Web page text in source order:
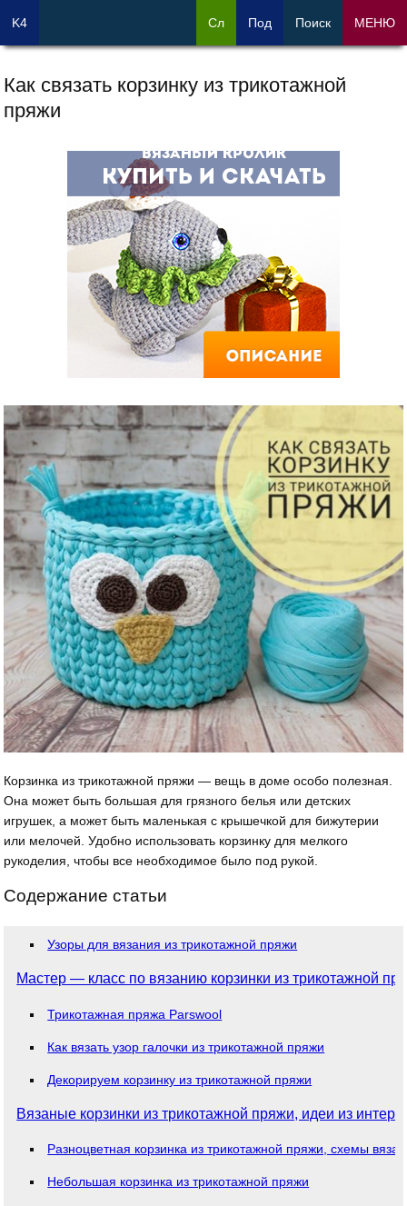
Как связать корзинку из трикотажной
пряжи
Корзинка из трикотажной пряжи — вещь в доме особо полезная.
Она может быть большая для грязного белья или детских
игрушек, а может быть маленькая с крышечкой для бижутерии
или мелочей. Удобно использовать корзинку для мелкого
рукоделия, чтобы все необходимое было под рукой.
Содержание статьи
Узоры для вязания из трикотажной пряжи
Мастер — класс по вязанию корзинки из трикотажной
Трикотажная пряжа Parswool
Как вязать узор галочки из трикотажной пряжи
Декорируем корзинку из трикотажной пряжи
Вязаные корзинки из трикотажной пряжи, идеи из
Разноцветная корзинка из трикотажной пряжи, схемы
Небольшая корзинка из трикотажной пряжи
K4 Сл Под Поиск МЕНЮ